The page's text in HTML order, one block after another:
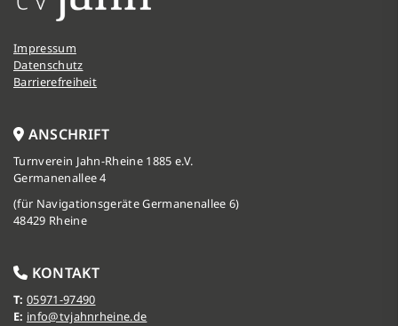
Impressum
Datenschutz
Barrierefreiheit
ANSCHRIFT
Turnverein Jahn-Rheine 1885 e.V.
Germanenallee 4
(für Navigationsgeräte Germanenallee 6)
48429 Rheine
KONTAKT
T: 05971-97490
E: info@tvjahnrheine.de